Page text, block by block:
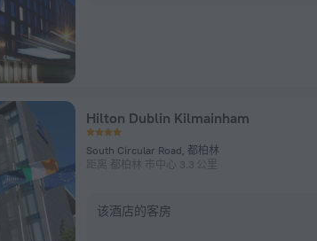
Hilton Dublin Kilmainham
South Circular Road, 都柏林
距离 都柏林 市中心 3.3 公里
该酒店的客房